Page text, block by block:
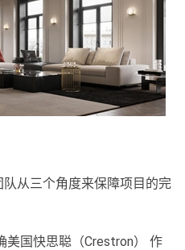
从三个角度来保障项目的完
美国快思聪（Crestron） 作